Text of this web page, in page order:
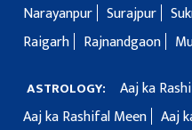
Narayanpur Surajpur
Raigarh
Rajnandgaon
ASTROLOGY:
Aaj ka
Aaj ka Rashifal Meen Aaj